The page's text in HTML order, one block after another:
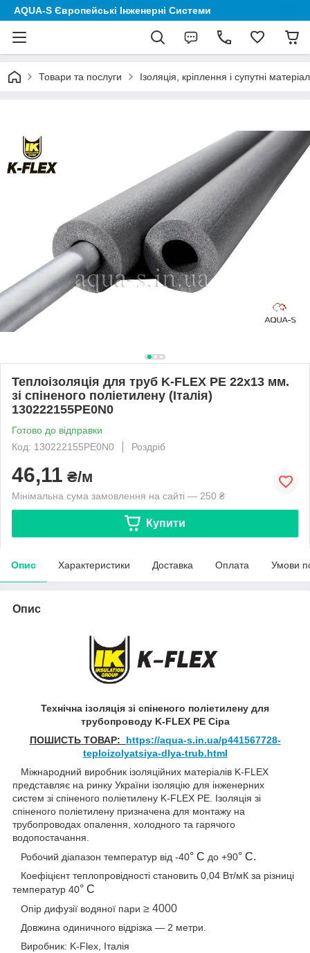
AQUA-S Європейські Інженерні Системи
Товари та послуги Ізоляція, кріплення і супутні
Теплоізоляція для труб K-FLEX PE 22x13 мм.
зі спіненого поліетилену (Італія)
130222155PE0N0
Готово до відправки
Код: 130222155PE0N0
Роздріб
46,11 ₴/м
Мінімальна сума замовлення на сайті — 250 ₴
Купити
Опис Характеристики Доставка Оплата Умови
Опис
Технічна ізоляція зі спіненого поліетилену для
трубопроводу K-FLEX PE Сіра
ПОШИСТЬ ТОВАР: https://aqua-s.in.ua/p441567728-
teploizolyatsiya-dlya-trub.html
Міжнародний виробник ізоляційних матеріалів K-FLEX
представляє на ринку України ізоляцію для інженерних
систем зі спіненого поліетилену K-FLEX PE. Ізоляція зі
спіненого поліетилену призначена для монтажу на
трубопроводах опалення, холодного та гарячого
водопостачання.
Робочий діапазон температур від -40° С до +90° С.
Коефіцієнт теплопровідності становить 0,04 Вт/мК за різниці
температур 40° С
Опір дифузії водяної пари ≥ 4000
Довжина одиничного відрізка — 2 метри.
Виробник: K-Flex, Італія